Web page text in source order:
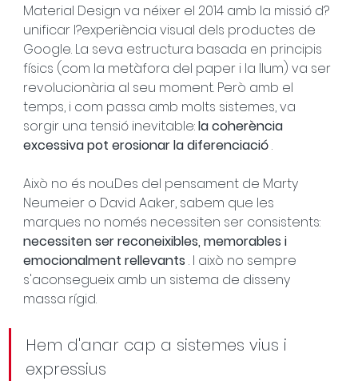
Material Design va néixer el 2014 amb la missió d?
unificar l?experiència visual dels productes de
Google. La seva estructura basada en principis
físics (com la metàfora del paper i la llum) va ser
revolucionària al seu moment. Però amb el
temps, i com passa amb molts sistemes, va
sorgir una tensió inevitable: la coherència
excessiva pot erosionar la diferenciació .
Això no és nou.Des del pensament de Marty
Neumeier o David Aaker, sabem que les
marques no només necessiten ser consistents:
necessiten ser reconeixibles, memorables i
emocionalment rellevants . I això no sempre
s'aconsegueix amb un sistema de disseny
massa rígid.
Hem d'anar cap a sistemes vius i
expressius